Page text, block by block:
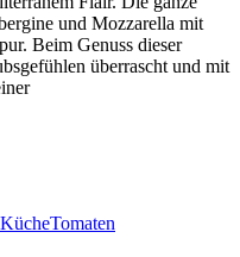
und Mozzarella mit
Beim Genuss dieser
überrascht und mit
Tomaten